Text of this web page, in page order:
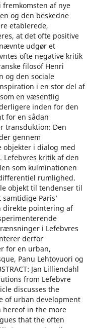
af nye
og den beskedne
etablerede,
at det ofte positive
udgør et
ofte negative kritik
filosof Henri
og den sociale
i en stor del af
en væsentlig
inden for den
for en sådan
transduktion: Den
gennem
objekter i dialog med
kritik af den
som kulminationen
rumlighed.
objekt til tendenser til
Paris’
direkte pointering af
i Lefebvres
derfor
for en urban,
Panu Lehtovuori og
Jan Lilliendahl
from Lefebvre
discusses the
of urban development
hereof in the more
that the often